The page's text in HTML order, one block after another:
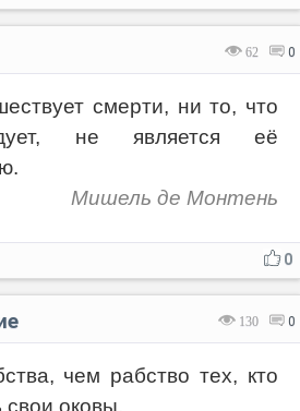
62 0
смерти, ни то, что
не является её
Мишель де Монтень
0
130 0
чем рабство тех, кто
свои оковы.